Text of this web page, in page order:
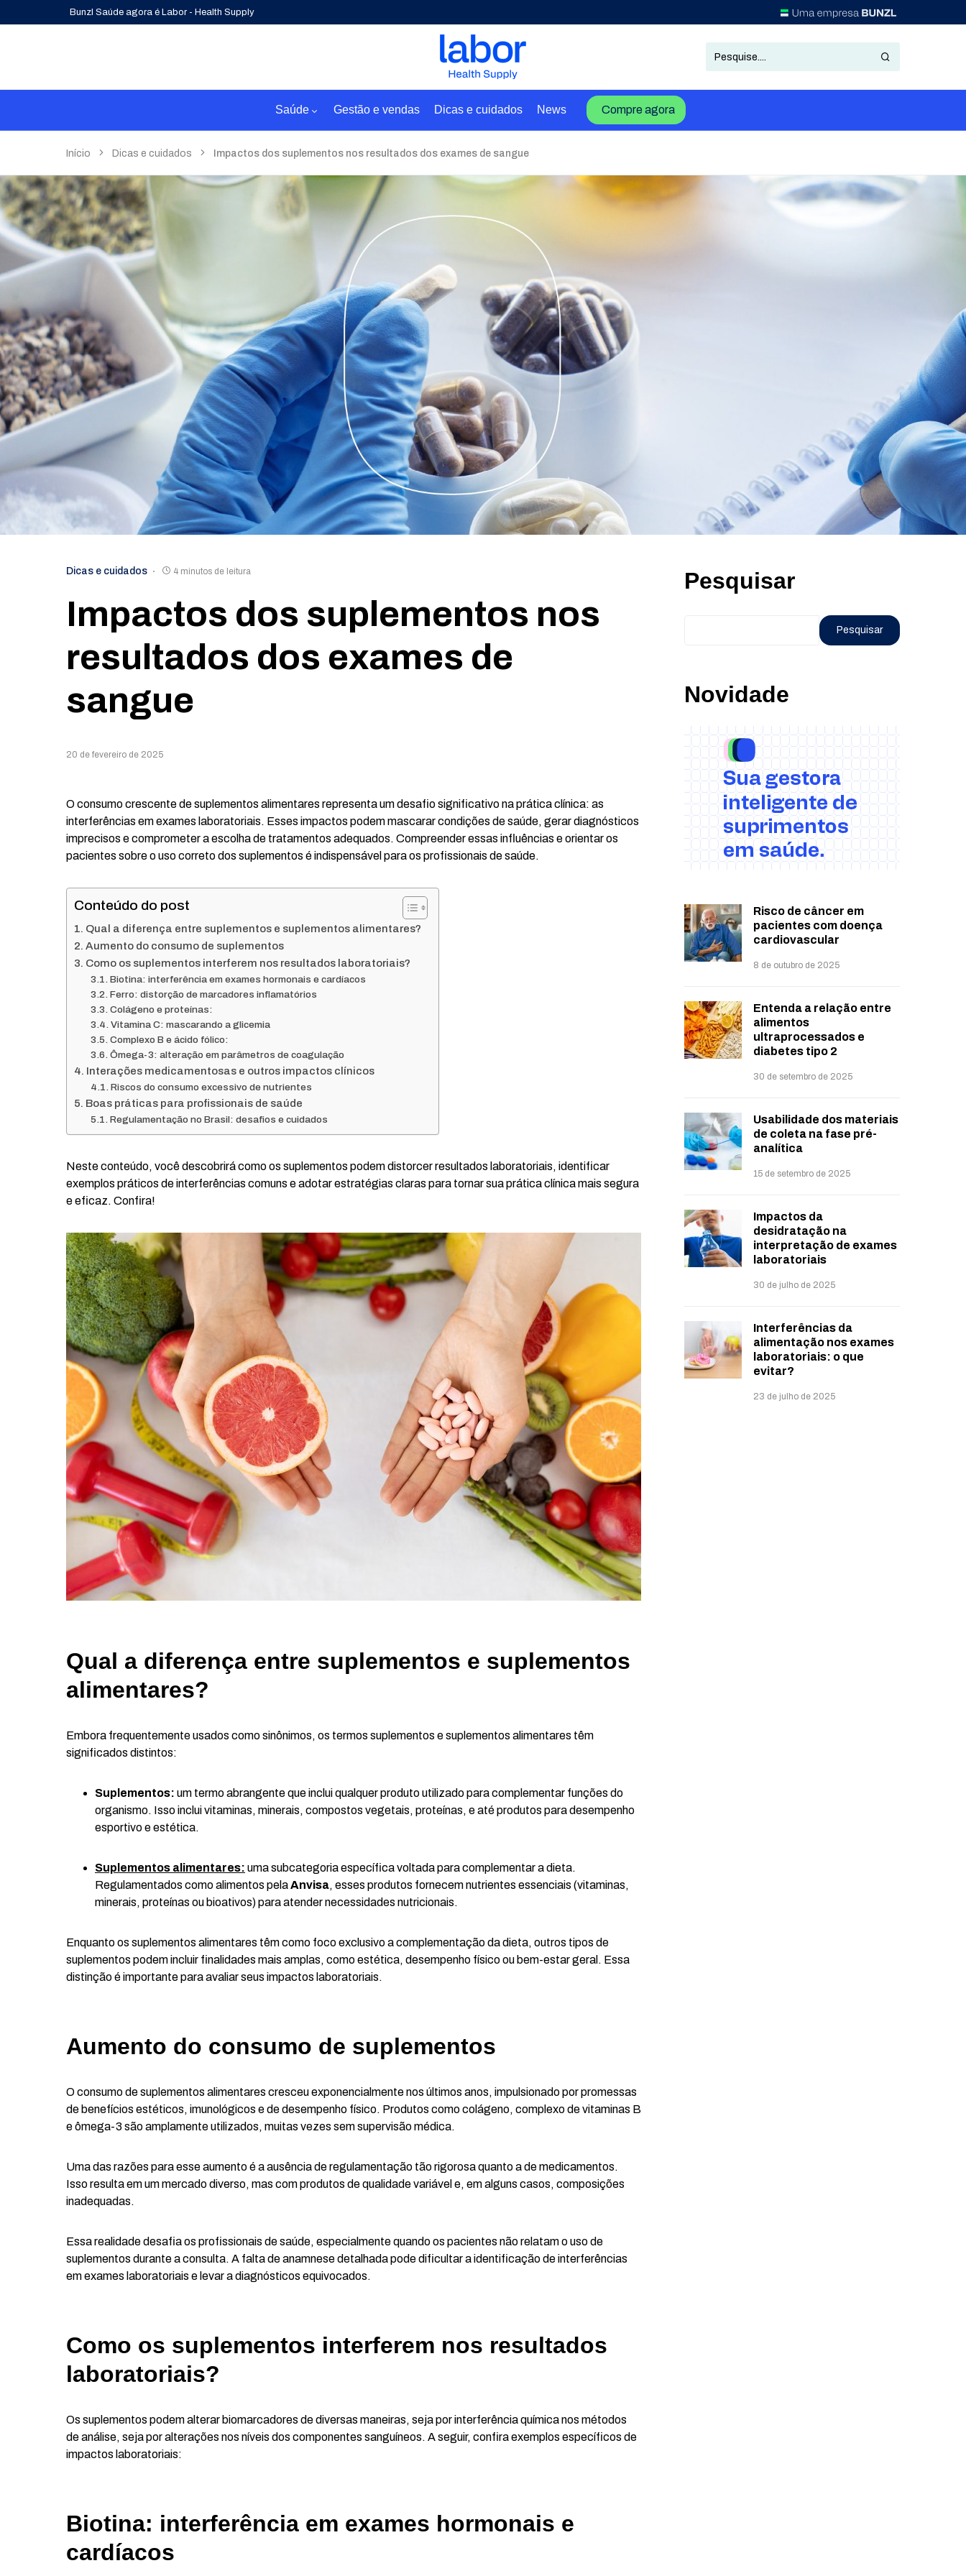
Bunzl Saúde agora é Labor - Health Supply
Saúde Gestão e vendas Dicas e cuidados News Compre agora
Início Dicas e cuidados Impactos dos suplementos nos resultados dos exames de sangue
Dicas e cuidados 4 minutos de leitura
Impactos dos suplementos nos
resultados dos exames de
sangue
20 de fevereiro de 2025
O consumo crescente de suplementos alimentares representa um desafio significativo na prática clínica: as
interferências em exames laboratoriais. Esses impactos podem mascarar condições de saúde, gerar diagnósticos
imprecisos e comprometer a escolha de tratamentos adequados. Compreender essas influências e orientar os
pacientes sobre o uso correto dos suplementos é indispensável para os profissionais de saúde.
Conteúdo do post
Qual a diferença entre suplementos e suplementos alimentares?
Aumento do consumo de suplementos
Como os suplementos interferem nos resultados laboratoriais?
Biotina: interferência em exames hormonais e cardíacos
Ferro: distorção de marcadores inflamatórios
Colágeno e proteínas:
Vitamina C: mascarando a glicemia
Complexo B e ácido fólico:
Ômega-3: alteração em parâmetros de coagulação
Interações medicamentosas e outros impactos clínicos
Riscos do consumo excessivo de nutrientes
Boas práticas para profissionais de saúde
Regulamentação no Brasil: desafios e cuidados
Neste conteúdo, você descobrirá como os suplementos podem distorcer resultados laboratoriais, identificar
exemplos práticos de interferências comuns e adotar estratégias claras para tornar sua prática clínica mais segura
e eficaz. Confira!
Qual a diferença entre suplementos e suplementos
alimentares?
Embora frequentemente usados como sinônimos, os termos suplementos e suplementos alimentares têm
significados distintos:
Suplementos: um termo abrangente que inclui qualquer produto utilizado para complementar funções do
organismo. Isso inclui vitaminas, minerais, compostos vegetais, proteínas, e até produtos para desempenho
esportivo e estética.
Suplementos alimentares: uma subcategoria específica voltada para complementar a dieta.
Regulamentados como alimentos pelaAnvisa, esses produtos fornecem nutrientes essenciais (vitaminas,
minerais, proteínas ou bioativos) para atender necessidades nutricionais.
Enquanto os suplementos alimentares têm como foco exclusivo a complementação da dieta, outros tipos de
suplementos podem incluir finalidades mais amplas, como estética, desempenho físico ou bem-estar geral. Essa
distinção é importante para avaliar seus impactos laboratoriais.
Aumento do consumo de suplementos
O consumo de suplementos alimentares cresceu exponencialmente nos últimos anos, impulsionado por promessas
de benefícios estéticos, imunológicos e de desempenho físico. Produtos como colágeno, complexo de vitaminas B
e ômega-3 são amplamente utilizados, muitas vezes sem supervisão médica.
Uma das razões para esse aumento é a ausência de regulamentação tão rigorosa quanto a de medicamentos.
Isso resulta em um mercado diverso, mas com produtos de qualidade variável e, em alguns casos, composições
inadequadas.
Essa realidade desafia os profissionais de saúde, especialmente quando os pacientes não relatam o uso de
suplementos durante a consulta. A falta de anamnese detalhada pode dificultar a identificação de interferências
em exames laboratoriais e levar a diagnósticos equivocados.
Como os suplementos interferem nos resultados
laboratoriais?
Os suplementos podem alterar biomarcadores de diversas maneiras, seja por interferência química nos métodos
de análise, seja por alterações nos níveis dos componentes sanguíneos. A seguir, confira exemplos específicos de
impactos laboratoriais:
Biotina: interferência em exames hormonais e
cardíacos
Pesquisar
Pesquisar
Novidade
Risco de câncer em
pacientes com doença
cardiovascular
8 de outubro de 2025
Entenda a relação entre
alimentos
ultraprocessados e
diabetes tipo 2
30 de setembro de 2025
Usabilidade dos materiais
de coleta na fase pré-
analítica
15 de setembro de 2025
Impactos da
desidratação na
interpretação de exames
laboratoriais
30 de julho de 2025
Interferências da
alimentação nos exames
laboratoriais: o que
evitar?
23 de julho de 2025